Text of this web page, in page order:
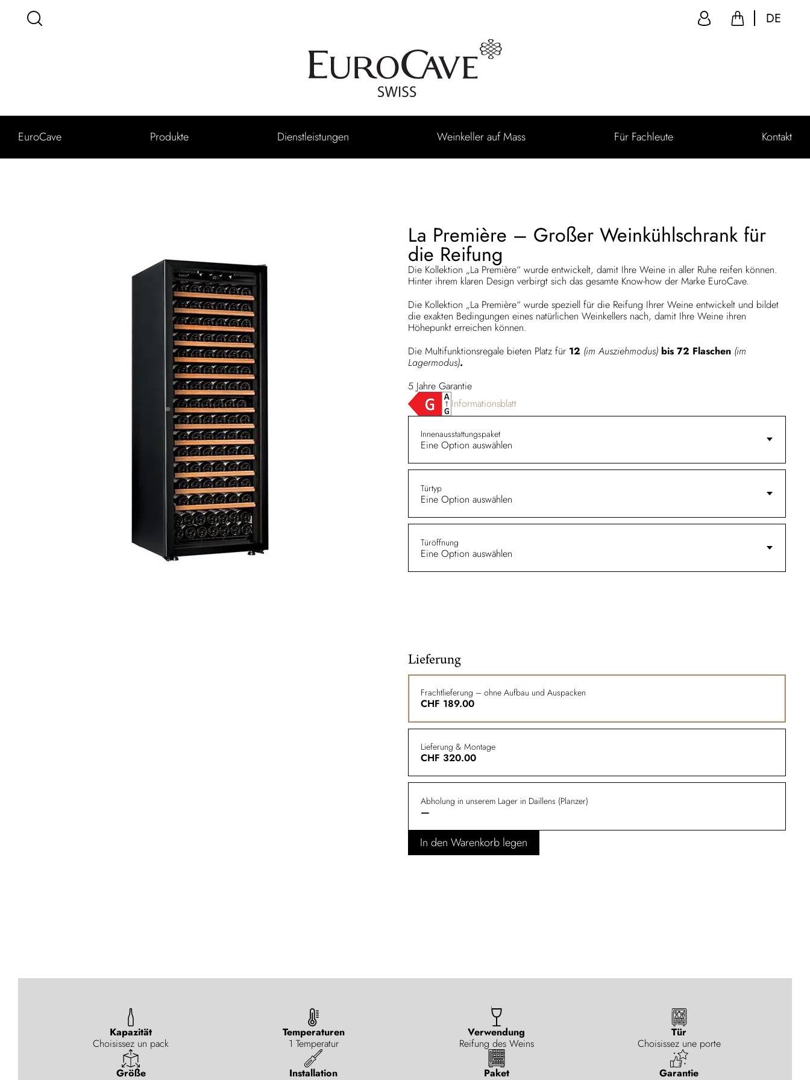
DE
EuroCave Produkte Dienstleistungen Weinkeller auf Mass Für Fachleute Kontakt
La Première – Großer Weinkühlschrank für
die Reifung
Die Kollektion „La Première“ wurde entwickelt, damit Ihre Weine in aller Ruhe reifen können.
Hinter ihrem klaren Design verbirgt sich das gesamte Know-how der Marke EuroCave.
Die Kollektion „La Première“ wurde speziell für die Reifung Ihrer Weine entwickelt und bildet
die exakten Bedingungen eines natürlichen Weinkellers nach, damit Ihre Weine ihren
Höhepunkt erreichen können.
Die Multifunktionsregale bieten Platz für 12 (im Ausziehmodus)bis 72 Flaschen (im
Lagermodus).
5 Jahre Garantie
Informationsblatt
Innenausstattungspaket
Eine Option auswählen
Türtyp
Eine Option auswählen
Türöffnung
Eine Option auswählen
Lieferung
Frachtlieferung – ohne Aufbau und Auspacken
CHF 189.00
Lieferung & Montage
CHF 320.00
Abholung in unserem Lager in Daillens (Planzer)
—
In den Warenkorb legen
Kapazität
Choisissez un pack
Temperaturen
1 Temperatur
Verwendung
Reifung des Weins
Tür
Choisissez une porte
Größe
Installation
Paket
Garantie